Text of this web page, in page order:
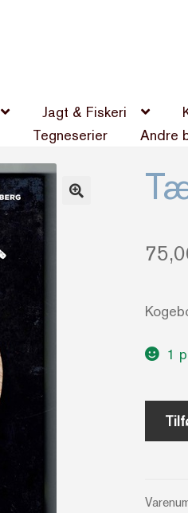
Jagt & Fiskeri
Tegneserier Andre
1
Tæl